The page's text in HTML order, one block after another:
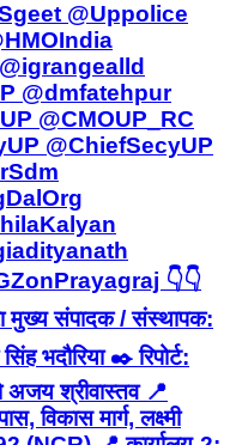
@Uppolice
@dmfatehpur
@CMOUP_RC
@ChiefSecyUP
👇👇
मुख्य संपादक / संस्थापक:
भदौरिया ✒️ रिपोर्ट:
अजय श्रीवास्तव 📍
विकास मार्ग, लक्ष्मी